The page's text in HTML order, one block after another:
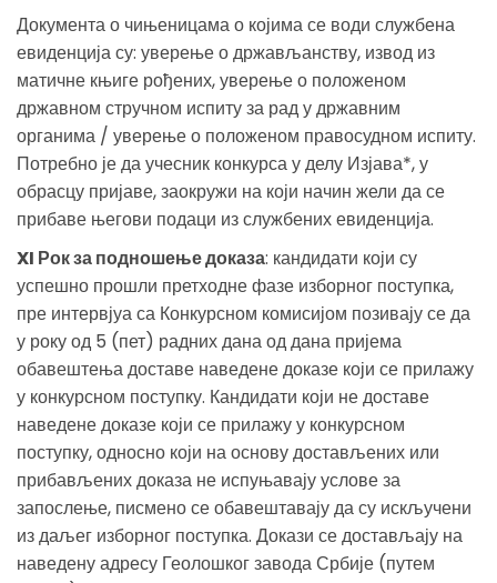
Документа о чињеницама о којима се води службена
евиденција су: уверење о држављанству, извод из
матичне књиге рођених, уверење о положеном
државном стручном испиту за рад у државним
органима / уверење о положеном правосудном испиту.
Потребно је да учесник конкурса у делу Изјава*, у
обрасцу пријаве, заокружи на који начин жели да се
прибаве његови подаци из службених евиденција.
XI Рок за подношење доказа: кандидати који су
успешно прошли претходне фазе изборног поступка,
пре интервјуа са Конкурсном комисијом позивају се да
у року од 5 (пет) радних дана од дана пријема
обавештења доставе наведене доказе који се прилажу
у конкурсном поступку. Кандидати који не доставе
наведене доказе који се прилажу у конкурсном
поступку, односно који на основу достављених или
прибављених доказа не испуњавају услове за
запослење, писмено се обавештавају да су искључени
из даљег изборног поступка. Докази се достављају на
наведену адресу Геолошког завода Србије (путем